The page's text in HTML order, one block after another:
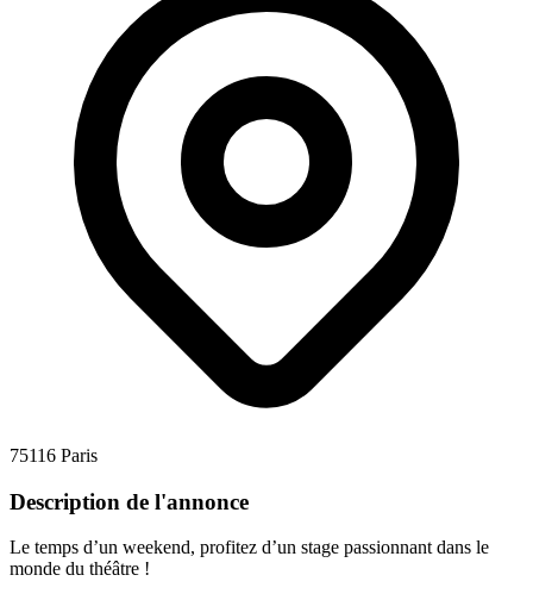
75116 Paris
Description de l'annonce
Le temps d’un weekend, profitez d’un stage passionnant dans le
monde du théâtre !